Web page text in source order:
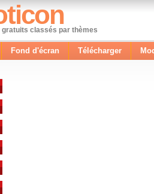
gratuits classés par thèmes
Fond d'écran Télécharger